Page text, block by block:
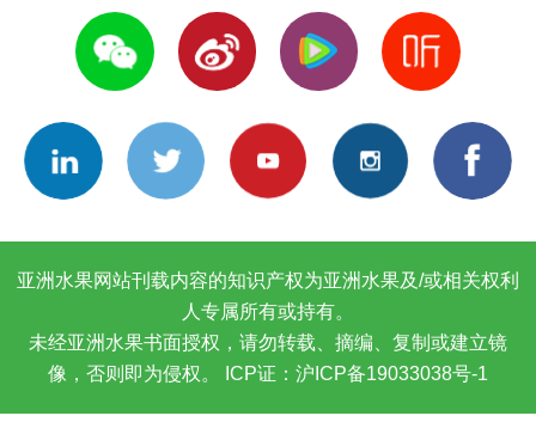
亚洲水果网站刊载内容的知识产权为亚洲水果及/或相关权利
人专属所有或持有。
未经亚洲水果书面授权，请勿转载、摘编、复制或建立镜
像，否则即为侵权。
ICP证：沪ICP备19033038号-1